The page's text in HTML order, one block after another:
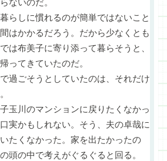
ないのだ。
らしに慣れるのが簡単ではないこと
はかかるだろう。だから少なくとも
は布美子に寄り添って暮らそうと、
ってきていたのだ。
過ごそうとしていたのは、それだけ
玉川のマンションに戻りたくなかっ
実かもしれない。そう、夫の卓哉に
たくなかった。家を出たかったの
頭の中で考えがぐるぐると回る。